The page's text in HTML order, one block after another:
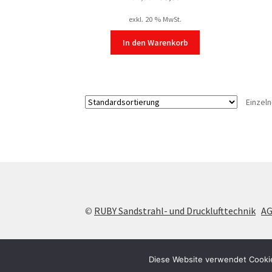
war:
ist:
exkl. 20 % MwSt.
In den Warenkorb
© RUBY Sandstrahl- und Drucklufttechnik
Diese Website verwendet